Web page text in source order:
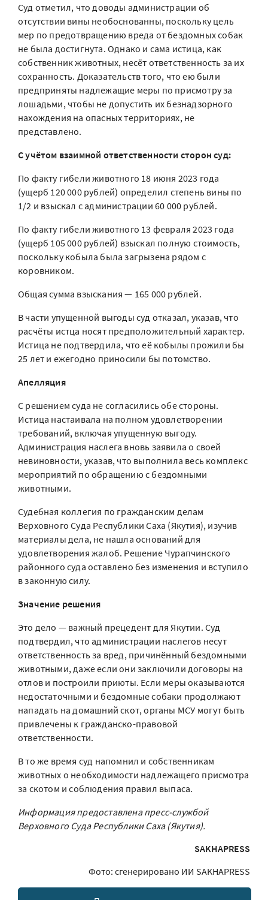
Суд отметил, что доводы администрации об
отсутствии вины необоснованны, поскольку цель
мер по предотвращению вреда от бездомных собак
не была достигнута. Однако и сама истица, как
собственник животных, несёт ответственность за их
сохранность. Доказательств того, что ею были
предприняты надлежащие меры по присмотру за
лошадьми, чтобы не допустить их безнадзорного
нахождения на опасных территориях, не
представлено.
С учётом взаимной ответственности сторон суд:
По факту гибели животного 18 июня 2023 года
(ущерб 120 000 рублей) определил степень вины по
1/2 и взыскал с администрации 60 000 рублей.
По факту гибели животного 13 февраля 2023 года
(ущерб 105 000 рублей) взыскал полную стоимость,
поскольку кобыла была загрызена рядом с
коровником.
Общая сумма взыскания — 165 000 рублей.
В части упущенной выгоды суд отказал, указав, что
расчёты истца носят предположительный характер.
Истица не подтвердила, что её кобылы прожили бы
25 лет и ежегодно приносили бы потомство.
Апелляция
С решением суда не согласились обе стороны.
Истица настаивала на полном удовлетворении
требований, включая упущенную выгоду.
Администрация наслега вновь заявила о своей
невиновности, указав, что выполнила весь комплекс
мероприятий по обращению с бездомными
животными.
Судебная коллегия по гражданским делам
Верховного Суда Республики Саха (Якутия), изучив
материалы дела, не нашла оснований для
удовлетворения жалоб. Решение Чурапчинского
районного суда оставлено без изменения и вступило
в законную силу.
Значение решения
Это дело — важный прецедент для Якутии. Суд
подтвердил, что администрации наслегов несут
ответственность за вред, причинённый бездомными
животными, даже если они заключили договоры на
отлов и построили приюты. Если меры оказываются
недостаточными и бездомные собаки продолжают
нападать на домашний скот, органы МСУ могут быть
привлечены к гражданско-правовой
ответственности.
В то же время суд напомнил и собственникам
животных о необходимости надлежащего присмотра
за скотом и соблюдения правил выпаса.
Информация предоставлена пресс-службой
Верховного Суда Республики Саха (Якутия).
SAKHAPRESS
Фото: сгенерировано ИИ SAKHAPRESS